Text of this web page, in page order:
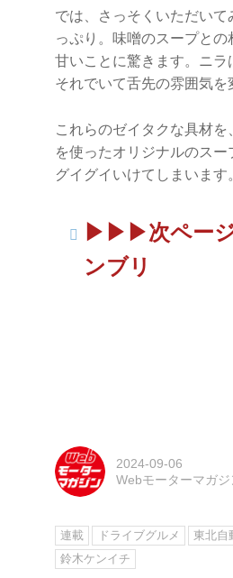
では、さっそくいただい
っぷり。味噌のスープと
甘いことに驚きます。ニラ
それでいて舌先の雰囲気を
これらのゼイタクな具材
を使ったオリジナルのス
グイグイいけてしまいま
▶︎▶︎▶︎次ページ
ンブリ
2024-09-06
Webモーターマガジ
連載 ドライブグルメ 東北自
鈴木ケンイチ